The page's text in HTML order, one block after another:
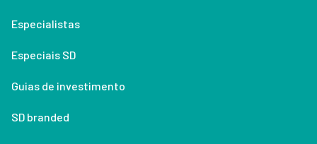
Especialistas
Especiais SD
Guias de investimento
SD branded